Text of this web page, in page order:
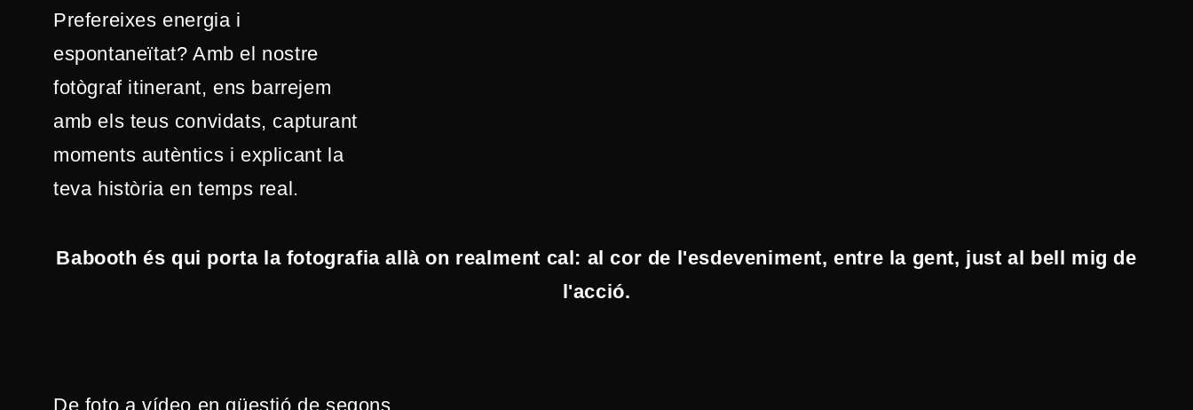
Prefereixes energia i
espontaneïtat? Amb el nostre
fotògraf itinerant, ens barrejem
amb els teus convidats, capturant
moments autèntics i explicant la
teva història en temps real.
Babooth és qui porta la fotografia allà on realment cal: al cor de l'esdeveniment, entre la gent, just al bell mig de
l'acció.
De foto a vídeo en qüestió de segons.